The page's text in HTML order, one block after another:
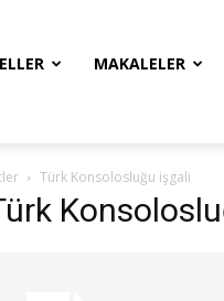
MAKALELER
Türk Konsolosluğu işgali